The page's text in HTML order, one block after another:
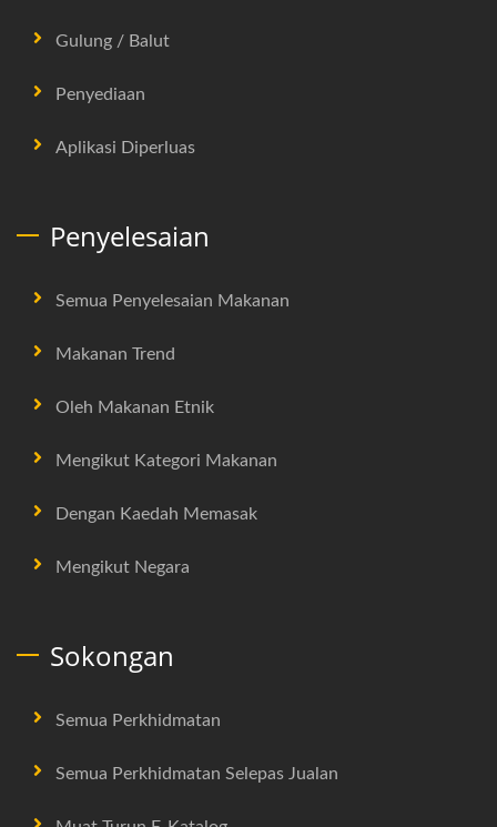
Gulung / Balut
Penyediaan
Aplikasi Diperluas
Penyelesaian
Semua Penyelesaian Makanan
Makanan Trend
Oleh Makanan Etnik
Mengikut Kategori Makanan
Dengan Kaedah Memasak
Mengikut Negara
Sokongan
Semua Perkhidmatan
Semua Perkhidmatan Selepas Jualan